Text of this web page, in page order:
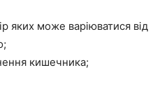
яких може варіюватися від
кишечника;